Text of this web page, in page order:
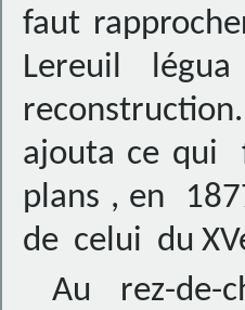
faut
Lereuil
ajouta ce qui
plans , en
de celui du
Au rez-de-